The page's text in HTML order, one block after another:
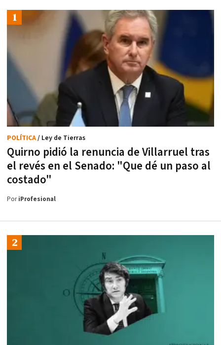
Quirno pidió la renuncia de Villarruel tras
el revés en el Senado: "Que dé un paso al
costado"
POLÍTICA/ Ley de Tierras
PoriProfesional